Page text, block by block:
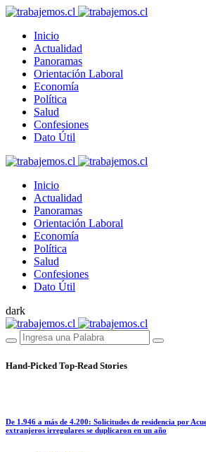
Inicio
Actualidad
Panoramas
Orientación Laboral
Economía
Política
Salud
Confesiones
Dato Útil
Inicio
Actualidad
Panoramas
Orientación Laboral
Economía
Política
Salud
Confesiones
Dato Útil
dark
Hand-Picked Top-Read Stories
De 1.946 a más de 4.200: Solicitudes de residencia por
extranjeros irregulares se duplicaron en un año